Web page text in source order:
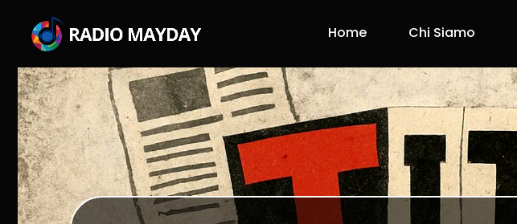
Home Chi Siamo